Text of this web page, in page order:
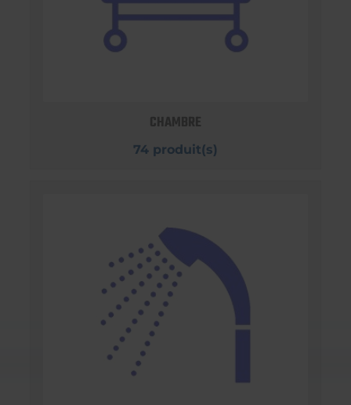
CHAMBRE
74 produit(s)